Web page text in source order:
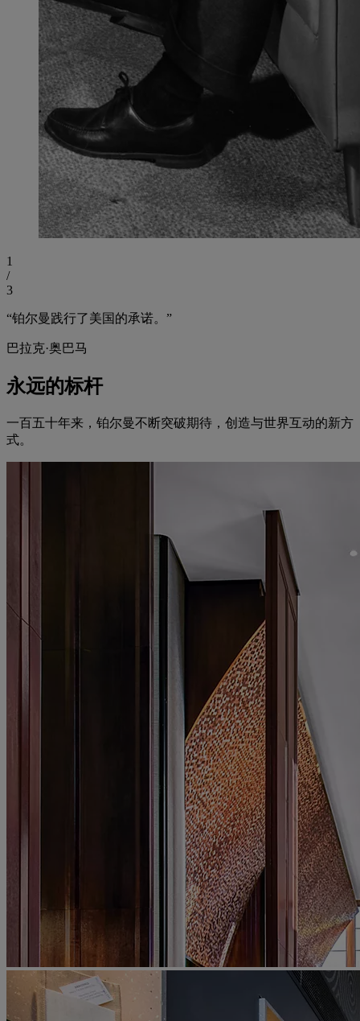
1
/
3
“铂尔曼践行了美国的承诺。”
巴拉克·奥巴马
永远的标杆
一百五十年来，铂尔曼不断突破期待，创造与世界互动的新方
式。